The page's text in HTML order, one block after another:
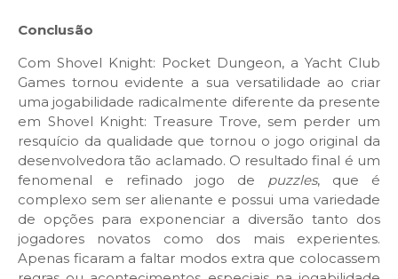
Conclusão
Com Shovel Knight: Pocket Dungeon, a Yacht Club
Games tornou evidente a sua versatilidade ao criar
uma jogabilidade radicalmente diferente da presente
em Shovel Knight: Treasure Trove, sem perder um
resquício da qualidade que tornou o jogo original da
desenvolvedora tão aclamado. O resultado final é um
fenomenal e refinado jogo de puzzles, que é
complexo sem ser alienante e possui uma variedade
de opções para exponenciar a diversão tanto dos
jogadores novatos como dos mais experientes.
Apenas ficaram a faltar modos extra que colocassem